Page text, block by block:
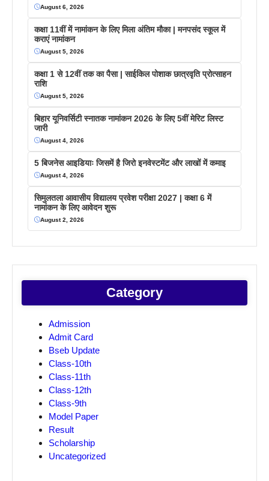
August 6, 2026
कक्षा 11वीं में नामांकन के लिए मिला अंतिम मौका | मनपसंद स्कूल में
कराएं नामांकन
August 5, 2026
कक्षा 1 से 12वीं तक का पैसा | साईकिल पोशाक छात्रवृति प्रोत्साहन
राशि
August 5, 2026
बिहार यूनिवर्सिटी स्नातक नामांकन 2026 के लिए 5वीं मेरिट लिस्ट
जारी
August 4, 2026
5 बिजनेस आइडियाः जिसमें है जिरो इनवेस्टमेंट और लाखों में कमाइ
August 4, 2026
सिमुलतला आवासीय विद्यालय प्रवेश परीक्षा 2027 | कक्षा 6 में
नामांकन के लिए आवेदन शुरू
August 2, 2026
Category
Admission
Admit Card
Bseb Update
Class-10th
Class-11th
Class-12th
Class-9th
Model Paper
Result
Scholarship
Uncategorized